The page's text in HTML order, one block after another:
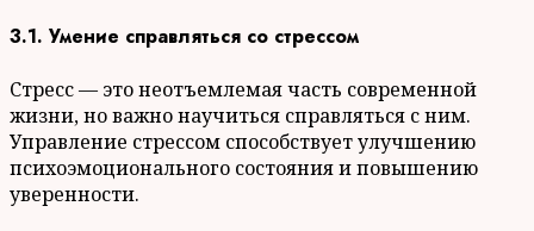
3.1. Умение справляться со стрессом
Стресс — это неотъемлемая часть современной
жизни, но важно научиться справляться с ним.
Управление стрессом способствует улучшению
психоэмоционального состояния и повышению
уверенности.